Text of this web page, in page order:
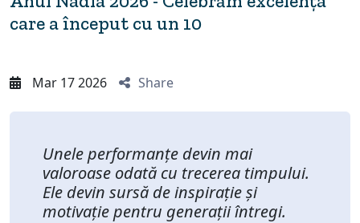
care a început cu un 10
Mar 17 2026 Share
Unele performanțe devin mai
valoroase odată cu trecerea timpului.
Ele devin sursă de inspirație și
motivație pentru generații întregi.